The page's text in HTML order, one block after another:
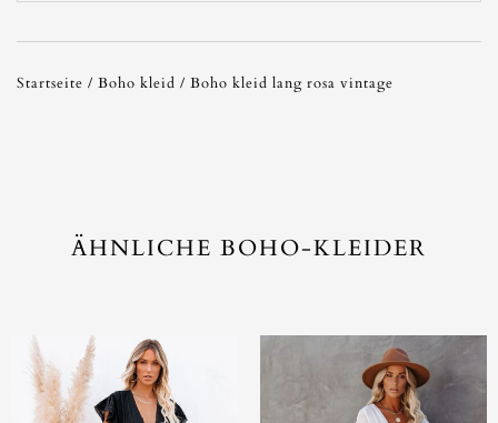
Startseite / Boho kleid / Boho kleid lang rosa vintage
ÄHNLICHE BOHO-KLEIDER